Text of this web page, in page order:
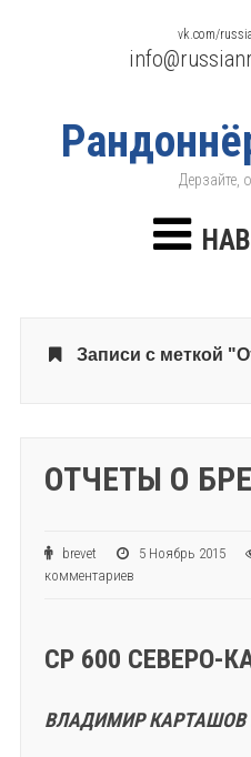
Дерзайте,
vk.com/
Записи с меткой
ОТЧЕТЫ О
brevet 5 Ноябрь 2015
комментариев
СР 600 СЕВЕРО-
ВЛАДИМИР КАРТАШОВ